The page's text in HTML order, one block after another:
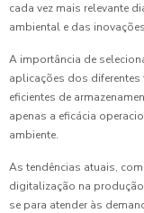
cada vez mais relevante
ambiental e das
A importância de
aplicações dos
eficientes de
apenas a eficácia
ambiente.
As tendências atuais,
digitalização na
se para atender às